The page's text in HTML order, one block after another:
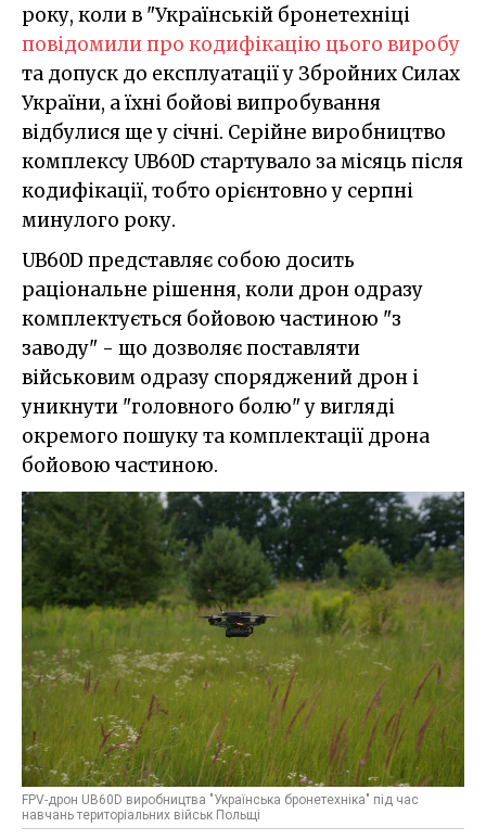
року, коли в "Українській бронетехніці
повідомили про кодифікацію цього виробу
та допуск до експлуатації у Збройних Силах
України, а їхні бойові випробування
відбулися ще у січні. Серійне виробництво
комплексу UB60D стартувало за місяць після
кодифікації, тобто орієнтовно у серпні
минулого року.
UB60D представляє собою досить
раціональне рішення, коли дрон одразу
комплектується бойовою частиною "з
заводу" - що дозволяє поставляти
військовим одразу споряджений дрон і
уникнути "головного болю" у вигляді
окремого пошуку та комплектації дрона
бойовою частиною.
FPV-дрон UB60D виробництва "Українська бронетехніка" під час
навчань територіальних військ Польщі